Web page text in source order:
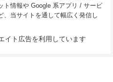
ト情報や Google 系アプリ / サービ
、当サイトを通して幅広く発信し
イト広告を利用しています